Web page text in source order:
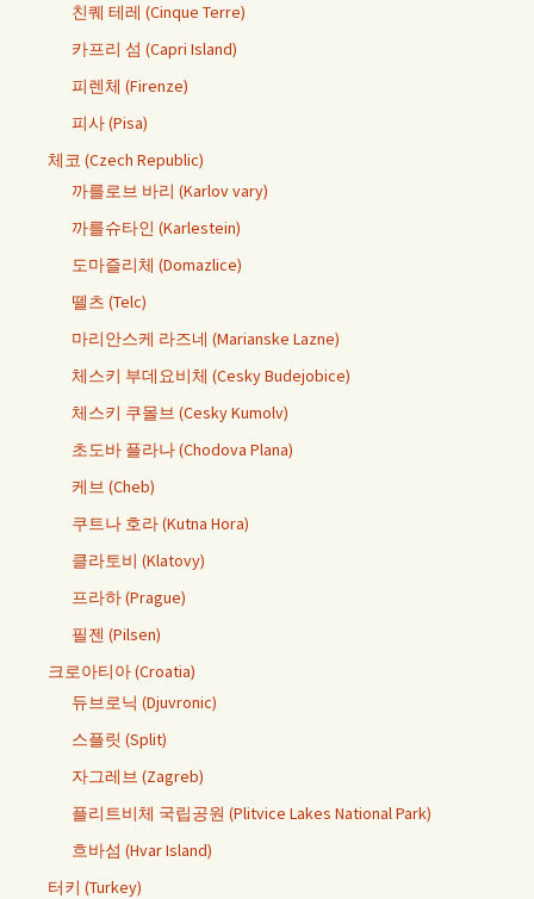
친퀘 테레 (Cinque Terre)
카프리 섬 (Capri Island)
피렌체 (Firenze)
피사 (Pisa)
체코 (Czech Republic)
까를로브 바리 (Karlov vary)
까를슈타인 (Karlestein)
도마즐리체 (Domazlice)
뗄츠 (Telc)
마리안스케 라즈네 (Marianske Lazne)
체스키 부데요비체 (Cesky Budejobice)
체스키 쿠몰브 (Cesky Kumolv)
초도바 플라나 (Chodova Plana)
케브 (Cheb)
쿠트나 호라 (Kutna Hora)
클라토비 (Klatovy)
프라하 (Prague)
필젠 (Pilsen)
크로아티아 (Croatia)
듀브로닉 (Djuvronic)
스플릿 (Split)
자그레브 (Zagreb)
플리트비체 국립공원 (Plitvice Lakes National Park)
흐바섬 (Hvar Island)
터키 (Turkey)